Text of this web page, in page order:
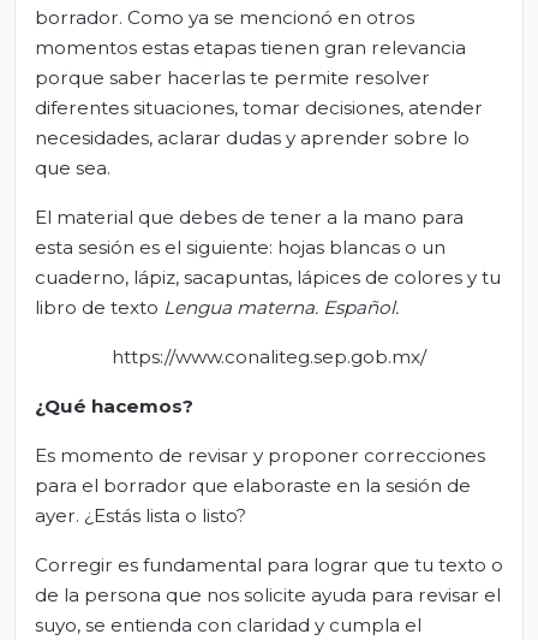
borrador. Como ya se mencionó en otros
momentos estas etapas tienen gran relevancia
porque saber hacerlas te permite resolver
diferentes situaciones, tomar decisiones, atender
necesidades, aclarar dudas y aprender sobre lo
que sea.
El material que debes de tener a la mano para
esta sesión es el siguiente: hojas blancas o un
cuaderno, lápiz, sacapuntas, lápices de colores y tu
libro de texto Lengua materna. Español.
https://www.conaliteg.sep.gob.mx/
¿Qué hacemos?
Es momento de revisar y proponer correcciones
para el borrador que elaboraste en la sesión de
ayer. ¿Estás lista o listo?
Corregir es fundamental para lograr que tu texto o
de la persona que nos solicite ayuda para revisar el
suyo, se entienda con claridad y cumpla el